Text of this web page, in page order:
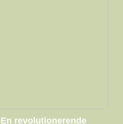
revolutionerende